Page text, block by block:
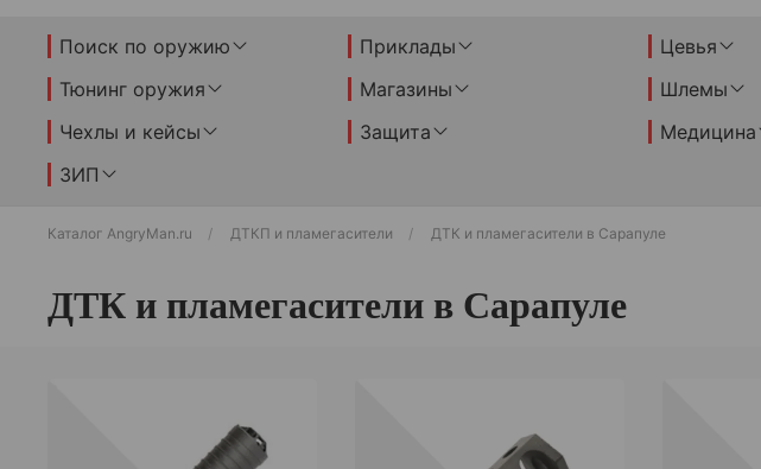
Поиск по оружию Приклады Цевья
Тюнинг оружия
Магазины Шлемы
Чехлы и кейсы
Защита Медицина
ЗИП
Каталог AngryMan.ru ДТКП и пламегасители ДТК и пламегасители в Сарапуле
ДТК и пламегасители в Сарапуле